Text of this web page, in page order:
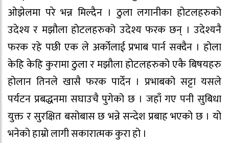
ओझेलमा परे भन्न मिल्दैन । ठुला लगानीका होटलहरुको
उदेश्य र मझौला होटलहरुको उदेश्य फरक छन् । उदेश्यनै
फरक रहे पछी एक ले अर्कोलाई प्रभाब पार्न सक्दैन । होला
केहि केहि कुरामा ठुला र मझौला होटलहरुको एकै बिषयहरु
होलान तिनले खासै फरक पार्देन । प्रभाबको सट्टा यसले
पर्यटन प्रबद्धनमा सघाउचै पुगेको छ । जहाँ गए पनी सुबिधा
युक्त र सुरक्षित बसोबास छ भन्ने सन्देश प्रबाह भएको छ । यो
भनेको हाम्रो लागी सकारात्मक कुरा हो ।